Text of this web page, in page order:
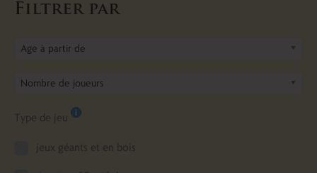
Filtrer par
Age à partir de
Nombre de joueurs
Type de jeu
jeux géants et en bois